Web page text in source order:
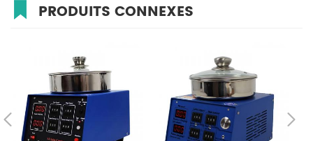
PRODUITS CONNEXES